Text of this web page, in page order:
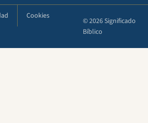
Cookies
© 2026 Significado
Bíblico